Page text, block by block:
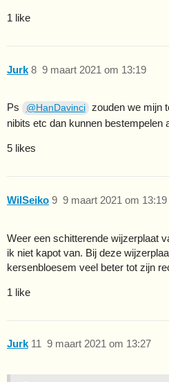
1 like
Jurk 9 maart 2021 om 13:19
8
Ps @HanDavinci zouden we mijn
nibits etc dan kunnen bestempelen
5 likes
WilSeiko 9 maart 2021 om 13:19
9
Weer een schitterende wijzerplaat
ik niet kapot van. Bij deze
kersenbloesem veel beter tot zijn
1 like
Jurk 9 maart 2021 om 13:27
11